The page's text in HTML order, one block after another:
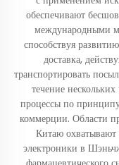
обеспечивают
международными
способствуя
доставка,
транспортировать
течение
процессы по
коммерции. Области
Китаю охватывают
электроники в